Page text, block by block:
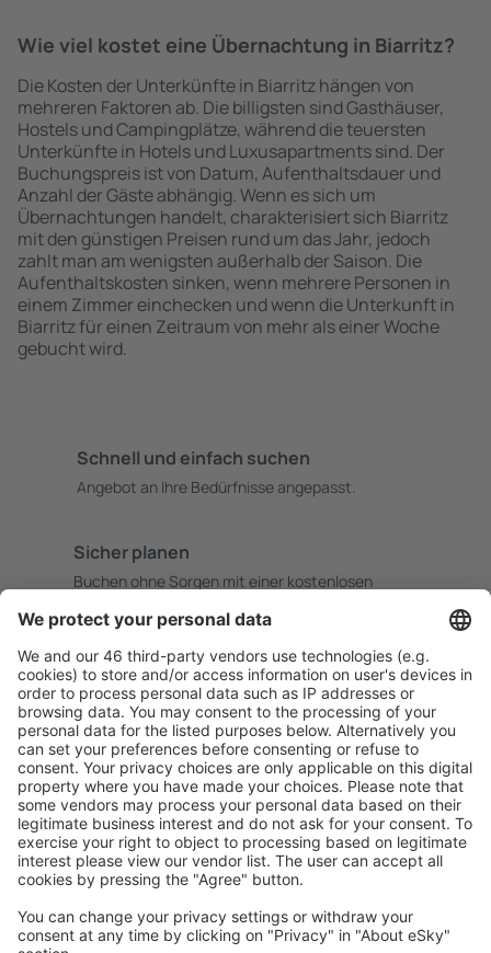
Wie viel kostet eine Übernachtung in Biarritz?
Die Kosten der Unterkünfte in Biarritz hängen von
mehreren Faktoren ab. Die billigsten sind Gasthäuser,
Hostels und Campingplätze, während die teuersten
Unterkünfte in Hotels und Luxusapartments sind. Der
Buchungspreis ist von Datum, Aufenthaltsdauer und
Anzahl der Gäste abhängig. Wenn es sich um
Übernachtungen handelt, charakterisiert sich Biarritz
mit den günstigen Preisen rund um das Jahr, jedoch
zahlt man am wenigsten außerhalb der Saison. Die
Aufenthaltskosten sinken, wenn mehrere Personen in
einem Zimmer einchecken und wenn die Unterkunft in
Biarritz für einen Zeitraum von mehr als einer Woche
gebucht wird.
Schnell und einfach suchen
Angebot an Ihre Bedürfnisse angepasst.
Sicher planen
Buchen ohne Sorgen mit einer kostenlosen
Mehr sparen
Attraktive Preise und Spezialangebote für eingeloggte
Benutzer.
Unterkünfte, die Sie mögen
Wählen Sie aus über 1,3 Millionen Unterkünften: Hotels,
Hütten, Apartments und andere.
Unterkünfte in Frankreich - Beliebte Städte